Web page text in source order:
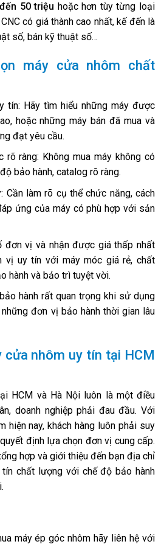
50 triệu hoặc hơn tùy từng loại
có giá thành cao nhất, kế đến là
số, bán kỹ thuật số…
máy cửa nhôm chất
tín: Hãy tìm hiểu những máy được
hoặc những máy bán đã mua và
đạt yêu cầu.
rõ ràng: Không mua máy không có
bảo hành, catalog rõ ràng.
Cần làm rõ cụ thể chức năng, cách
ứng của máy có phù hợp với sản
đơn vị và nhận được giá thấp nhất
vị uy tín với máy móc giá rẻ, chất
hành và bảo trì tuyệt vời.
hành rất quan trọng khi sử dụng
đơn vị bảo hành thời gian lâu
nhôm uy tín tại HCM
HCM và Hà Nội luôn là một điều
doanh nghiệp phải đau đầu. Với
hiện nay, khách hàng luôn phải suy
định lựa chọn đơn vị cung cấp.
hợp và giới thiệu đến bạn địa chỉ
chất lượng với chế độ bảo hành
máy ép góc nhôm hãy liên hệ với